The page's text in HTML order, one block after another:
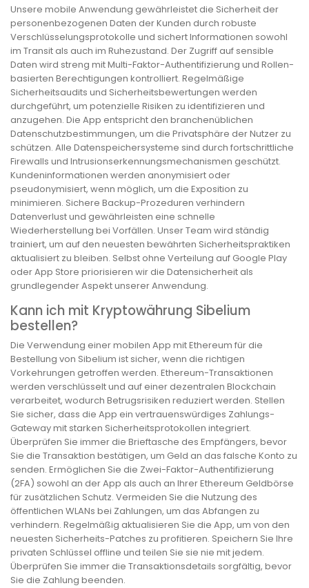
Unsere mobile Anwendung gewährleistet die Sicherheit der
personenbezogenen Daten der Kunden durch robuste
Verschlüsselungsprotokolle und sichert Informationen sowohl
im Transit als auch im Ruhezustand. Der Zugriff auf sensible
Daten wird streng mit Multi-Faktor-Authentifizierung und Rollen-
basierten Berechtigungen kontrolliert. Regelmäßige
Sicherheitsaudits und Sicherheitsbewertungen werden
durchgeführt, um potenzielle Risiken zu identifizieren und
anzugehen. Die App entspricht den branchenüblichen
Datenschutzbestimmungen, um die Privatsphäre der Nutzer zu
schützen. Alle Datenspeichersysteme sind durch fortschrittliche
Firewalls und Intrusionserkennungsmechanismen geschützt.
Kundeninformationen werden anonymisiert oder
pseudonymisiert, wenn möglich, um die Exposition zu
minimieren. Sichere Backup-Prozeduren verhindern
Datenverlust und gewährleisten eine schnelle
Wiederherstellung bei Vorfällen. Unser Team wird ständig
trainiert, um auf den neuesten bewährten Sicherheitspraktiken
aktualisiert zu bleiben. Selbst ohne Verteilung auf Google Play
oder App Store priorisieren wir die Datensicherheit als
grundlegender Aspekt unserer Anwendung.
Kann ich mit Kryptowährung Sibelium
bestellen?
Die Verwendung einer mobilen App mit Ethereum für die
Bestellung von Sibelium ist sicher, wenn die richtigen
Vorkehrungen getroffen werden. Ethereum-Transaktionen
werden verschlüsselt und auf einer dezentralen Blockchain
verarbeitet, wodurch Betrugsrisiken reduziert werden. Stellen
Sie sicher, dass die App ein vertrauenswürdiges Zahlungs-
Gateway mit starken Sicherheitsprotokollen integriert.
Überprüfen Sie immer die Brieftasche des Empfängers, bevor
Sie die Transaktion bestätigen, um Geld an das falsche Konto zu
senden. Ermöglichen Sie die Zwei-Faktor-Authentifizierung
(2FA) sowohl an der App als auch an Ihrer Ethereum Geldbörse
für zusätzlichen Schutz. Vermeiden Sie die Nutzung des
öffentlichen WLANs bei Zahlungen, um das Abfangen zu
verhindern. Regelmäßig aktualisieren Sie die App, um von den
neuesten Sicherheits-Patches zu profitieren. Speichern Sie Ihre
privaten Schlüssel offline und teilen Sie sie nie mit jedem.
Überprüfen Sie immer die Transaktionsdetails sorgfältig, bevor
Sie die Zahlung beenden.